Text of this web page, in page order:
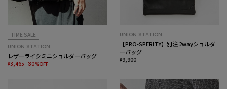
TIME SALE
UNION STATION
レザーライクミニショルダーバッグ
¥3,465 30%OFF
UNION STATION
【PRO-SPERITY】別注 2wayショルダ
ーバッグ
¥9,900